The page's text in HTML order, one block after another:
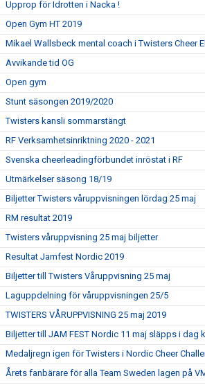
Upprop för Idrotten i Nacka !
Open Gym HT 2019
Mikael Wallsbeck mental coach i Twisters Cheer
Avvikande tid OG
Open gym
Stunt säsongen 2019/2020
Twisters kansli sommarstängt
RF Verksamhetsinriktning 2020 - 2021
Svenska cheerleadingförbundet inröstat i RF
Utmärkelser säsong 18/19
Biljetter Twisters våruppvisningen lördag 25 maj
RM resultat 2019
Twisters våruppvisning 25 maj biljetter
Resultat Jamfest Nordic 2019
Biljetter till Twisters Våruppvisning 25 maj
Laguppdelning för våruppvisningen 25/5
TWISTERS VÅRUPPVISNING 25 maj 2019
Biljetter till JAM FEST Nordic 11 maj släpps i dag
Medaljregn igen för Twisters i Nordic Cheer
Årets fanbärare för alla Team Sweden lagen på